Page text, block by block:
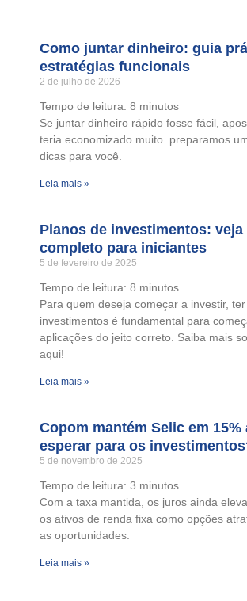
Como juntar dinheiro: guia
estratégias funcionais
2 de julho de 2026
Tempo de leitura: 8 minutos
Se juntar dinheiro rápido fosse fácil,
teria economizado muito. preparamos
dicas para você.
Leia mais »
Planos de investimentos: veja
completo para iniciantes
5 de fevereiro de 2025
Tempo de leitura: 8 minutos
Para quem deseja começar a investir,
investimentos é fundamental para
aplicações do jeito correto. Saiba mais
aqui!
Leia mais »
Copom mantém Selic em 15%
esperar para os
5 de novembro de 2025
Tempo de leitura: 3 minutos
Com a taxa mantida, os juros ainda
os ativos de renda fixa como opções
as oportunidades.
Leia mais »